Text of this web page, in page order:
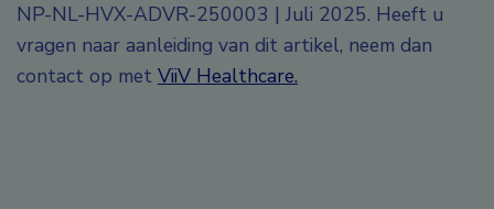
NP-NL-HVX-ADVR-250003 | Juli 2025. Heeft u
vragen naar aanleiding van dit artikel, neem dan
contact op met ViiV Healthcare.